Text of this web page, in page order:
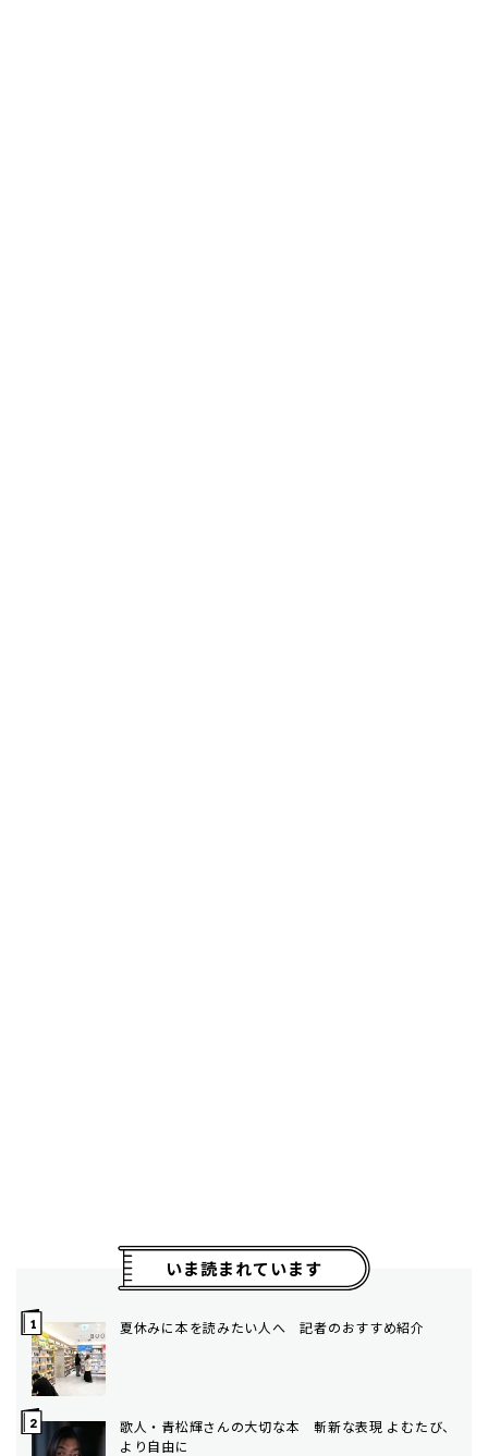
いま読まれています
夏休みに本を読みたい人へ 記者のおすすめ紹介
歌人・青松輝さんの大切な本 斬新な表現 よむたび、
より自由に